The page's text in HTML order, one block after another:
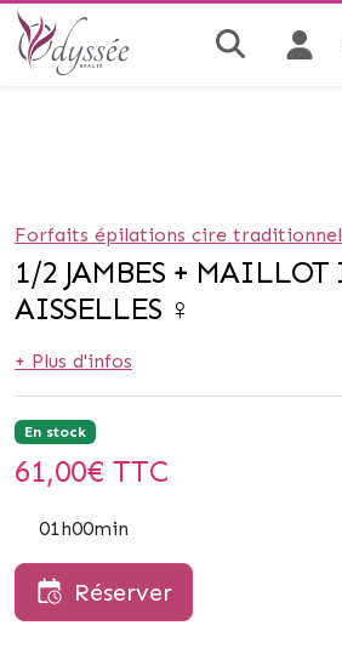
Forfaits épilations cire
1/2 JAMBES + MAILLOT
AISSELLES ♀
+ Plus d'infos
En stock
61,00€ TTC
01h00min
Réserver